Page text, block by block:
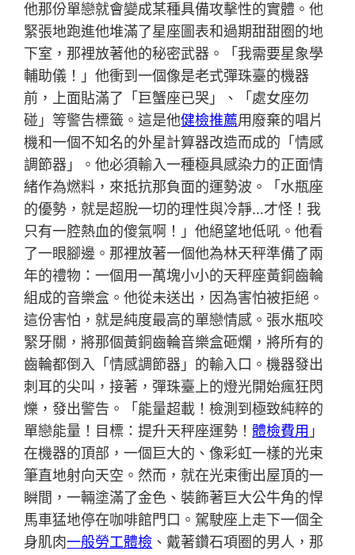
他那份單戀就會變成某種具備攻擊性的實體。他
緊張地跑進他堆滿了星座圖表和過期甜甜圈的地
下室，那裡放著他的秘密武器。「我需要星象學
輔助儀！」他衝到一個像是老式彈珠臺的機器
前，上面貼滿了「巨蟹座已哭」、「處女座勿
碰」等警告標籤。這是他健檢推薦用廢棄的唱片
機和一個不知名的外星計算器改造而成的「情感
調節器」。他必須輸入一種極具感染力的正面情
緒作為燃料，來抵抗那負面的運勢波。「水瓶座
的優勢，就是超脫一切的理性與冷靜…才怪！我
只有一腔熱血的傻氣啊！」他絕望地低吼。他看
了一眼腳邊。那裡放著一個他為林天秤準備了兩
年的禮物：一個用一萬塊小小的天秤座黃銅齒輪
組成的音樂盒。他從未送出，因為害怕被拒絕。
這份害怕，就是純度最高的單戀情感。張水瓶咬
緊牙關，將那個黃銅齒輪音樂盒砸爛，將所有的
齒輪都倒入「情感調節器」的輸入口。機器發出
刺耳的尖叫，接著，彈珠臺上的燈光開始瘋狂閃
爍，發出警告。「能量超載！檢測到極致純粹的
單戀能量！目標：提升天秤座運勢！ 體檢費用 」
在機器的頂部，一個巨大的、像彩虹一樣的光束
筆直地射向天空。然而，就在光束衝出屋頂的一
瞬間，一輛塗滿了金色、裝飾著巨大公牛角的悍
馬車猛地停在咖啡館門口。駕駛座上走下一個全
身肌肉一般勞工體檢 、戴著鑽石項圈的男人，那